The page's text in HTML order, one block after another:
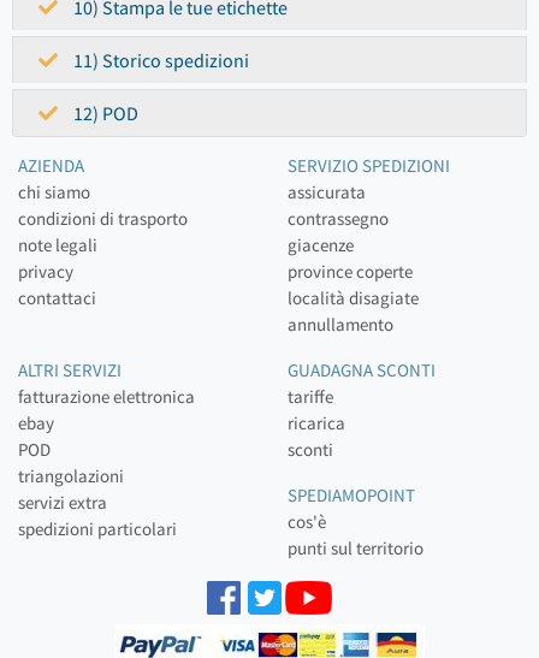
10) Stampa le tue etichette
11) Storico spedizioni
12) POD
AZIENDA
chi siamo
condizioni di trasporto
note legali
privacy
contattaci
SERVIZIO SPEDIZIONI
assicurata
contrassegno
giacenze
province coperte
località disagiate
annullamento
ALTRI SERVIZI
fatturazione elettronica
ebay
POD
triangolazioni
servizi extra
spedizioni particolari
GUADAGNA SCONTI
tariffe
ricarica
sconti
SPEDIAMOPOINT
cos'è
punti sul territorio